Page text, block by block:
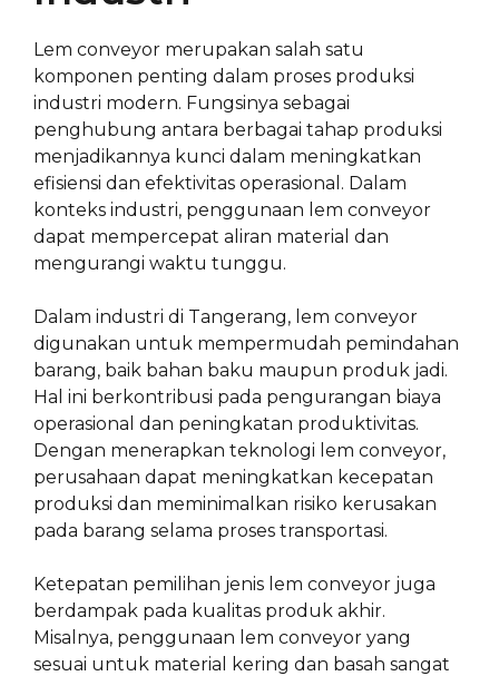
Lem conveyor merupakan salah satu
komponen penting dalam proses produksi
industri modern. Fungsinya sebagai
penghubung antara berbagai tahap produksi
menjadikannya kunci dalam meningkatkan
efisiensi dan efektivitas operasional. Dalam
konteks industri, penggunaan lem conveyor
dapat mempercepat aliran material dan
mengurangi waktu tunggu.
Dalam industri di Tangerang, lem conveyor
digunakan untuk mempermudah pemindahan
barang, baik bahan baku maupun produk jadi.
Hal ini berkontribusi pada pengurangan biaya
operasional dan peningkatan produktivitas.
Dengan menerapkan teknologi lem conveyor,
perusahaan dapat meningkatkan kecepatan
produksi dan meminimalkan risiko kerusakan
pada barang selama proses transportasi.
Ketepatan pemilihan jenis lem conveyor juga
berdampak pada kualitas produk akhir.
Misalnya, penggunaan lem conveyor yang
sesuai untuk material kering dan basah sangat